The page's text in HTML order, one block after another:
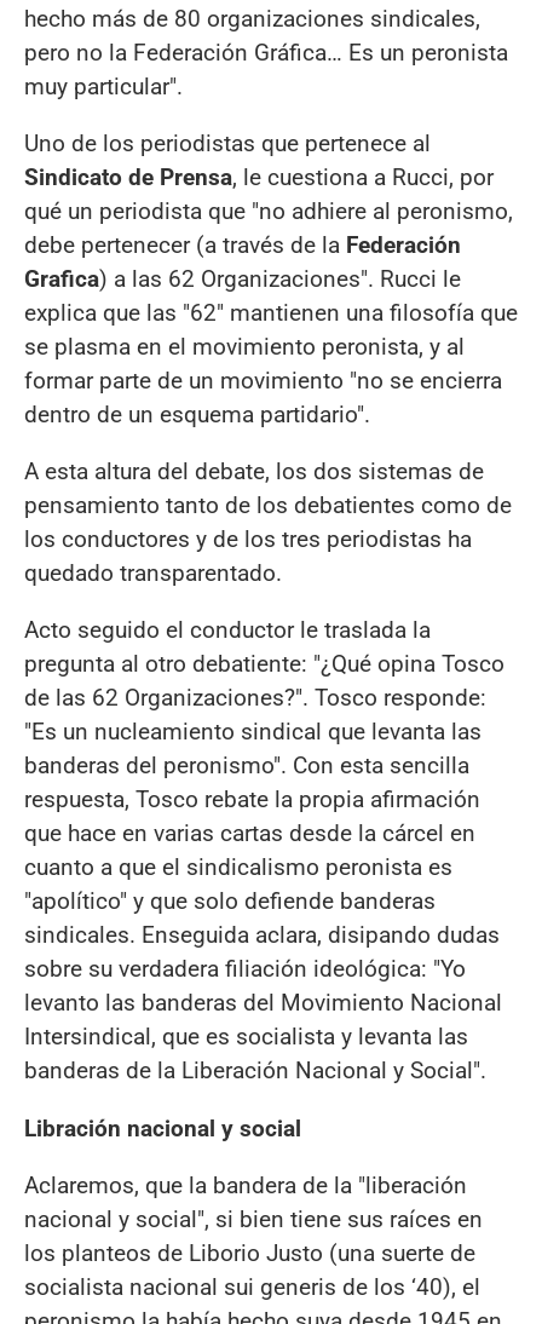
hecho más de 80 organizaciones sindicales,
pero no la Federación Gráfica… Es un peronista
muy particular".
Uno de los periodistas que pertenece al
Sindicato de Prensa, le cuestiona a Rucci, por
qué un periodista que "no adhiere al peronismo,
debe pertenecer (a través de la Federación
Grafica) a las 62 Organizaciones". Rucci le
explica que las "62" mantienen una filosofía que
se plasma en el movimiento peronista, y al
formar parte de un movimiento "no se encierra
dentro de un esquema partidario".
A esta altura del debate, los dos sistemas de
pensamiento tanto de los debatientes como de
los conductores y de los tres periodistas ha
quedado transparentado.
Acto seguido el conductor le traslada la
pregunta al otro debatiente: "¿Qué opina Tosco
de las 62 Organizaciones?". Tosco responde:
"Es un nucleamiento sindical que levanta las
banderas del peronismo". Con esta sencilla
respuesta, Tosco rebate la propia afirmación
que hace en varias cartas desde la cárcel en
cuanto a que el sindicalismo peronista es
"apolítico" y que solo defiende banderas
sindicales. Enseguida aclara, disipando dudas
sobre su verdadera filiación ideológica: "Yo
levanto las banderas del Movimiento Nacional
Intersindical, que es socialista y levanta las
banderas de la Liberación Nacional y Social".
Libración nacional y social
Aclaremos, que la bandera de la "liberación
nacional y social", si bien tiene sus raíces en
los planteos de Liborio Justo (una suerte de
socialista nacional sui generis de los ‘40), el